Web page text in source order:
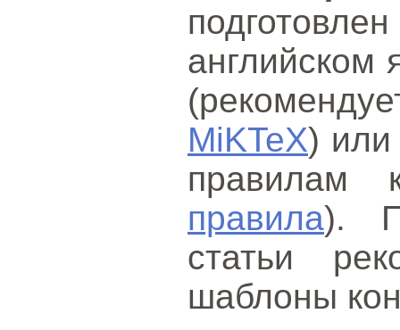
английском
MiKTeX) или
правилам
правила).
статьи
шаблоны